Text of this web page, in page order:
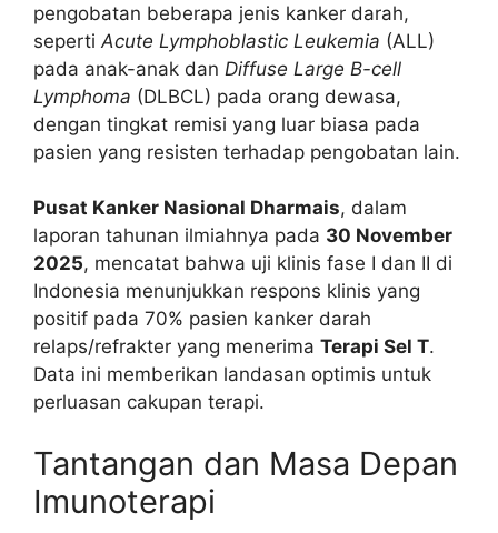
pengobatan beberapa jenis kanker darah,
seperti Acute Lymphoblastic Leukemia (ALL)
pada anak-anak dan Diffuse Large B-cell
Lymphoma (DLBCL) pada orang dewasa,
dengan tingkat remisi yang luar biasa pada
pasien yang resisten terhadap pengobatan lain.
Pusat Kanker Nasional Dharmais, dalam
laporan tahunan ilmiahnya pada 30 November
2025, mencatat bahwa uji klinis fase I dan II di
Indonesia menunjukkan respons klinis yang
positif pada 70% pasien kanker darah
relaps/refrakter yang menerima Terapi Sel T.
Data ini memberikan landasan optimis untuk
perluasan cakupan terapi.
Tantangan dan Masa Depan
Imunoterapi